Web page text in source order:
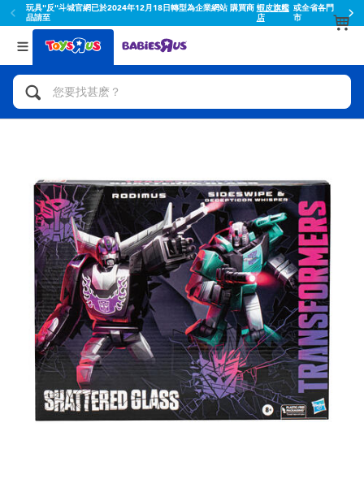
玩具"反"斗城官網已於2024年12月18日轉型為企業網站 購買商
品請至
蝦皮旗艦
店
或全省各門
市
返回
分類目錄
人氣英雄,角色扮演,射擊玩具
拼砌組合及樂高LEGO
玩具車,貨車,火車及遙控系列
手工藝,文具,蠟筆,泥膠,畫板
娃娃, 芭比,收藏公仔
電子玩具
遊戲及拼圖系列
返回
品牌
Toy Story玩具總動員
52TOYS
Fuggler
Miniso名創優品
playpop
LEGO樂高
Barbie芭比